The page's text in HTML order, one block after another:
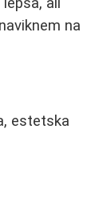
na
estetska